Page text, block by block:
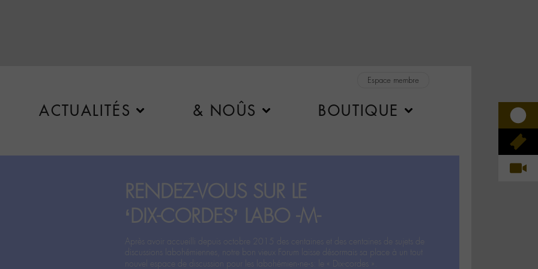
Espace membre
ACTUALITÉS & NOÛS BOUTIQUE
RENDEZ-VOUS SUR LE
‘DIX-CORDES’ LABO -M-
Après avoir accueilli depuis octobre 2015 des centaines et des centaines de sujets de
discussions labohémiennes, notre bon vieux Forum laisse désormais sa place à un tout
nouvel espace de discussion pour les labohémien‧ne‧s: le « Dix-cordes ».